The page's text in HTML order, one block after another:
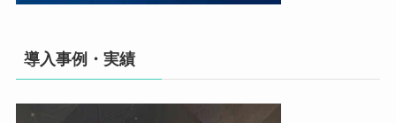
導入事例・実績